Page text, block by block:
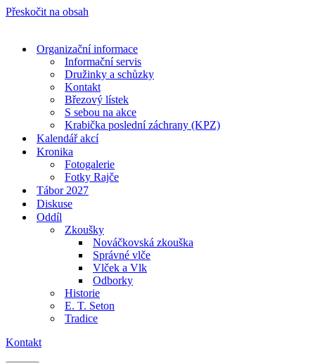
Přeskočit na obsah
Organizační informace
Informační servis
Družinky a schůzky
Kontakt
Březový lístek
S sebou na akce
Krabička poslední záchrany (KPZ)
Kalendář akcí
Kronika
Fotogalerie
Fotky Rajče
Tábor 2027
Diskuse
Oddíl
Zkoušky
Nováčkovská zkouška
Správné vlče
Vlček a Vlk
Odborky
Historie
E. T. Seton
Tradice
Kontakt